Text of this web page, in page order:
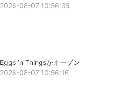
2026-08-07 10:56:35
Eggs ’n Thingsがオープン
2026-08-07 10:56:16